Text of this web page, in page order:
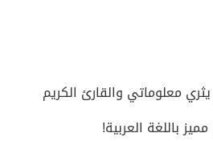
معلوماتي والقارئ الكريم
باللغة العربية!